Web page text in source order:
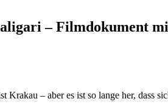
– Filmdokument
– aber es ist so lange her, dass